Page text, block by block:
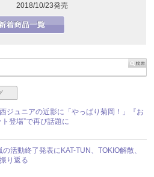
2018/10/23発売
ジュニアの近影に「やっぱり菊岡！」『お
登場”で再び話題に
活動終了発表にKAT-TUN、TOKIO解散、
り返る